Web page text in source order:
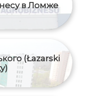
в Ломже
(Łazarski